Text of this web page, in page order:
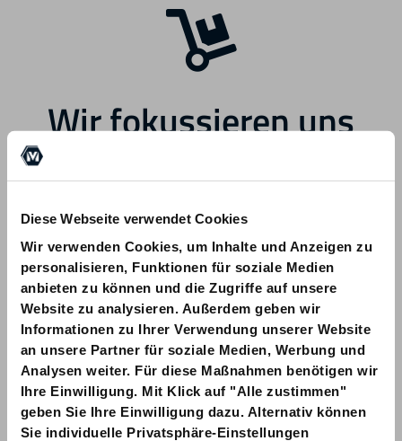
Diese Webseite verwendet Cookies
Wir verwenden Cookies, um Inhalte und Anzeigen zu
personalisieren, Funktionen für soziale Medien
anbieten zu können und die Zugriffe auf unsere
Website zu analysieren. Außerdem geben wir
Informationen zu Ihrer Verwendung unserer Website
an unsere Partner für soziale Medien, Werbung und
Analysen weiter. Für diese Maßnahmen benötigen wir
Ihre Einwilligung. Mit Klick auf "Alle zustimmen"
geben Sie Ihre Einwilligung dazu. Alternativ können
Sie individuelle Privatsphäre-Einstellungen
Wir fokussieren uns
zukünftig auf andere
Bereiche.
Bei Fragen zu Ihrer Bestellung wenden
Sie sich bitte an info@am-quality.com